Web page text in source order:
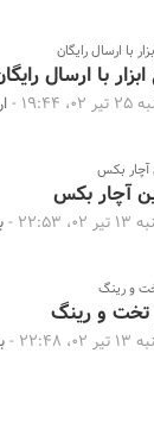
با ارسال رایگان
ابزار با ارسال
-
آچار بکس
آچار بکس
-
و رینگ
تخت و رینگ
-